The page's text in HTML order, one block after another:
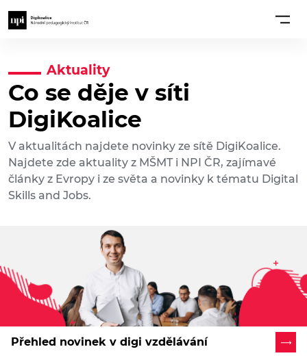
Aktuality
Co se děje v síti
DigiKoalice
V aktualitách najdete novinky ze sítě DigiKoalice.
Najdete zde aktuality z MŠMT i NPI ČR, zajímavé
články z Evropy i ze světa a novinky k tématu Digital
Skills and Jobs.
Přehled novinek v digi vzdělávání